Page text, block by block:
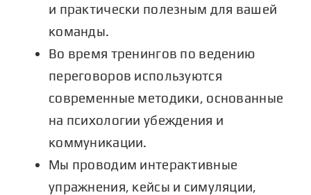
и практически полезным для вашей
команды.
Во время тренингов по ведению
переговоров используются
современные методики, основанные
на психологии убеждения и
коммуникации.
Мы проводим интерактивные
упражнения, кейсы и симуляции,